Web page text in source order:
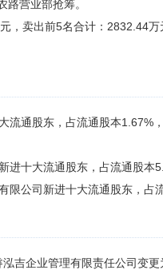
路营业部抢筹。
，卖出前5名合计：2832.44
流通股东，占流通股本1.67%
进十大流通股东，占流通股本
限公司新进十大流通股东，占
吉企业管理有限责任公司变更